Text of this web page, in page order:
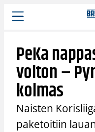
Siirry
sisältöön
PeKa
voiton –
kolmas
Naisten
paketoitiin